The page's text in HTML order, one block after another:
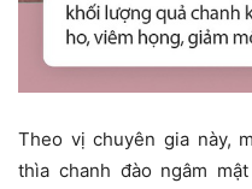
Theo vị chuyên gia này,
thìa chanh đào ngâm